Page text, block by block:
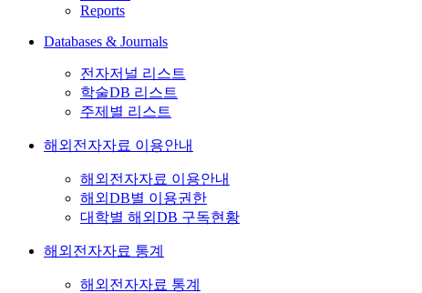
Reports
Databases & Journals
전자저널 리스트
학술DB 리스트
주제별 리스트
해외전자자료 이용안내
해외전자자료 이용안내
해외DB별 이용권한
대학별 해외DB 구독현황
해외전자자료 통계
해외전자자료 통계